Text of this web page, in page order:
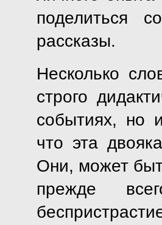
поделиться
рассказы.
Несколько
строго
событиях, но
что эта
Они, может
прежде